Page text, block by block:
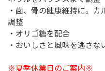
・歯、骨の健康維持に。
調整
・オリゴ糖を配合
・おいしさと風味を逃さな
※夏季休業日のご案内※